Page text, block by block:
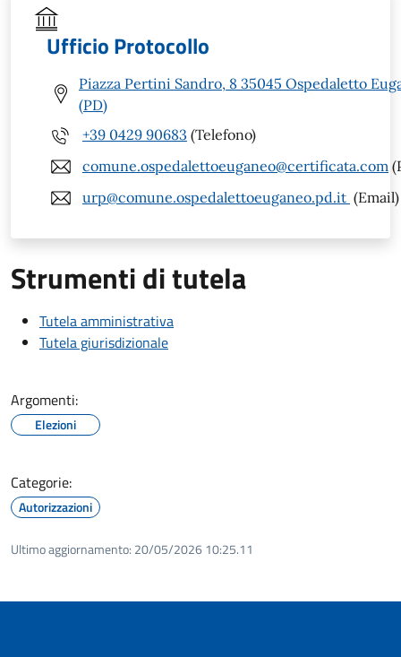
Ufficio Protocollo
Piazza Pertini Sandro, 8 35045 Ospedaletto
(PD)
+39 0429 90683 (Telefono)
comune.ospedalettoeuganeo@certificata.com
urp@comune.ospedalettoeuganeo.pd.it (Email)
Strumenti di tutela
Tutela amministrativa
Tutela giurisdizionale
Argomenti:
Elezioni
Categorie:
Autorizzazioni
Ultimo aggiornamento: 20/05/2026 10:25.11